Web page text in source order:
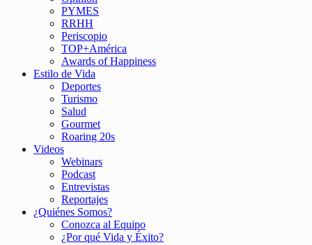
PYMES
RRHH
Periscopio
TOP+América
Awards of Happiness
Estilo de Vida
Deportes
Turismo
Salud
Gourmet
Roaring 20s
Videos
Webinars
Podcast
Entrevistas
Reportajes
¿Quiénes Somos?
Conozca al Equipo
¿Por qué Vida y Éxito?